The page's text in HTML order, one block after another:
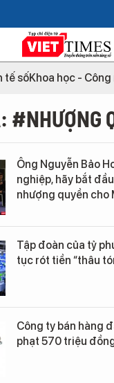
tế sốKhoa học -
#NHƯỢNG
Ông Nguyễn Bảo
nghiệp, hãy bắt
nhượng quyền cho
Tập đoàn của tỷ
tục rót tiền “thâu
Công ty bán hàng
phạt 570 triệu